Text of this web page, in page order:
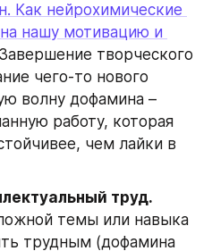
Как нейрохимические
нашу мотивацию и
творческого
чего-то нового
волну дофамина –
работу, которая
чем лайки в
труд.
темы или навыка
трудным (дофамина